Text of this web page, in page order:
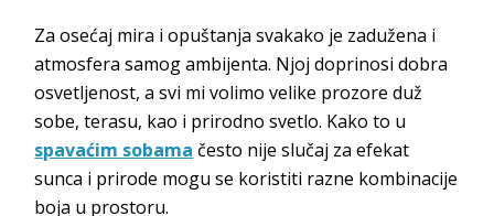
Za osećaj mira i opuštanja svakako je zadužena i
atmosfera samog ambijenta. Njoj doprinosi dobra
osvetljenost, a svi mi volimo velike prozore duž
sobe, terasu, kao i prirodno svetlo. Kako to u
spavaćim sobama često nije slučaj za efekat
sunca i prirode mogu se koristiti razne kombinacije
boja u prostoru.